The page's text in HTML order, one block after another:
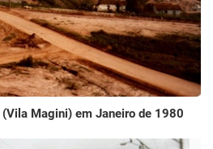
Magini) em Janeiro de 1980